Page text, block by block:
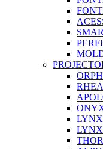
LYNX
LYNX